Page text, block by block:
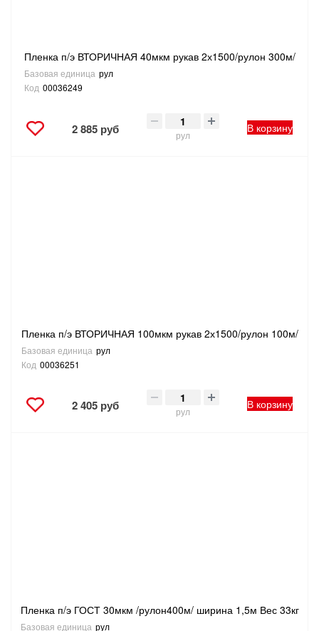
Пленка п/э ВТОРИЧНАЯ 40мкм рукав 2х1500/рулон 300м/
Базовая единица рул
Код 00036249
2 885 руб рул
В корзину
Пленка п/э ВТОРИЧНАЯ 100мкм рукав 2х1500/рулон 100м/
Базовая единица рул
Код 00036251
2 405 руб рул
В корзину
Пленка п/э ГОСТ 30мкм /рулон400м/ ширина 1,5м Вес 33кг
Базовая единица рул